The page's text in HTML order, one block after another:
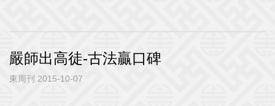
嚴師出高徒-古法贏口碑
東周刊 2015-10-07